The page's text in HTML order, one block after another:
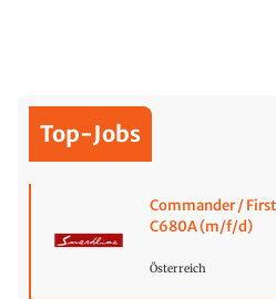
Top-Jobs
Commander /
C680A (m/f/d)
Österreich